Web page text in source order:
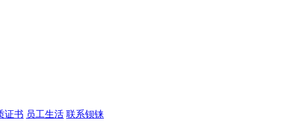
证书 员工生活 联系钡铼